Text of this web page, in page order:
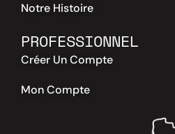
Notre Histoire
PROFESSIONNEL
Créer Un Compte
Mon Compte